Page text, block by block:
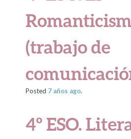
(trabajo de
Posted 7 años ago.
4º ESO.